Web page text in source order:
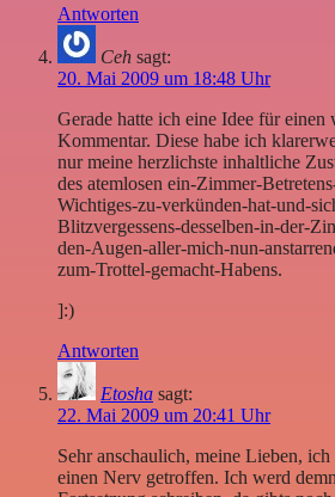
Antworten
Ceh sagt:
20. Mai 2009 um 18:48 Uhr
Gerade hatte ich eine Idee für
Kommentar. Diese habe ich
nur meine herzlichste inhaltliche
des atemlosen ein-Zimmer-
Wichtiges-zu-verkünden-hat-und-
Blitzvergessens-desselben-in-der-
den-Augen-aller-mich-nun-
zum-Trottel-gemacht-Habens.
]:)
Antworten
Etosha sagt:
22. Mai 2009 um 20:41 Uhr
Sehr anschaulich, meine Lieben, ich
einen Nerv getroffen. Ich werd